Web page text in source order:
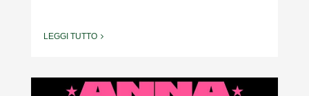
LEGGI TUTTO